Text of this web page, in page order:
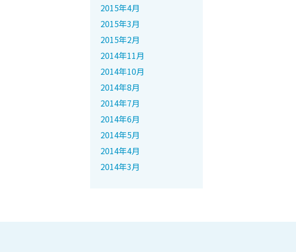
2015年4月
2015年3月
2015年2月
2014年11月
2014年10月
2014年8月
2014年7月
2014年6月
2014年5月
2014年4月
2014年3月